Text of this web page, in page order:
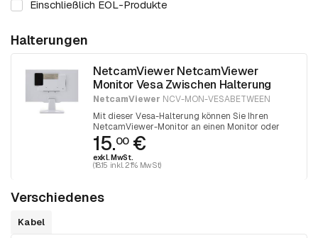
Einschließlich EOL-Produkte
Halterungen
NetcamViewer NetcamViewer
Monitor Vesa Zwischen Halterung
NetcamViewer NCV-MON-VESABETWEEN
Mit dieser Vesa-Halterung können Sie Ihren
NetcamViewer-Monitor an einen Monitor oder
Fernseher mit einer Vesa-75-mm- oder Vesa-
100-mm-Verbindung anschließen.
15.00€
exkl. MwSt.
(18.15 inkl. 21% MwSt)
Verschiedenes
Kabel